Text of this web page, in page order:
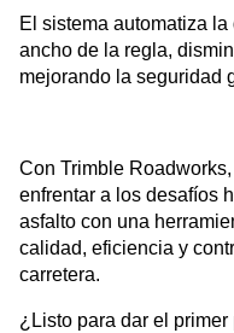
El sistema automatiza
ancho de la regla,
mejorando la seguridad
Con Trimble
enfrentar a los desafíos
asfalto con una
calidad, eficiencia y
carretera.
¿Listo para dar el